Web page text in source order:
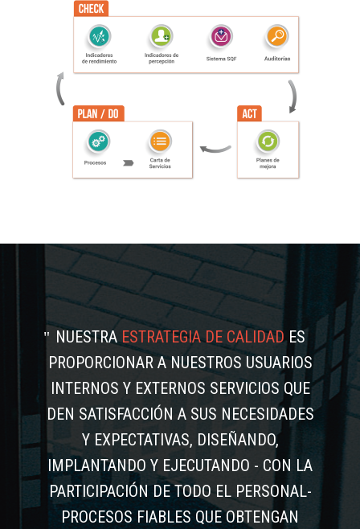
NUESTRAESTRATEGIA DE CALIDADES
PROPORCIONAR A NUESTROS USUARIOS
INTERNOS Y EXTERNOS SERVICIOS QUE
DEN SATISFACCIÓN A SUS NECESIDADES
Y EXPECTATIVAS, DISEÑANDO,
IMPLANTANDO Y EJECUTANDO - CON LA
PARTICIPACIÓN DE TODO EL PERSONAL-
PROCESOS FIABLES QUE OBTENGAN